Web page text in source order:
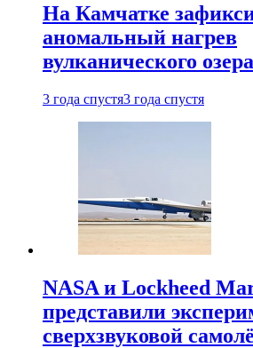
На Камчатке
аномальный нагрев
вулканического озера
3 года спустя3 года спустя
NASA и Lockheed
представили
сверхзвуковой